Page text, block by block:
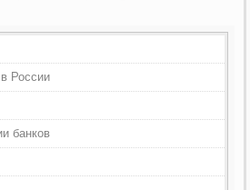
России
банков